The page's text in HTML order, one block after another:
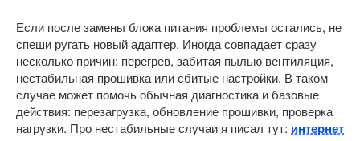
Если после замены блока питания проблемы остались, не
спеши ругать новый адаптер. Иногда совпадает сразу
несколько причин: перегрев, забитая пылью вентиляция,
нестабильная прошивка или сбитые настройки. В таком
случае может помочь обычная диагностика и базовые
действия: перезагрузка, обновление прошивки, проверка
нагрузки. Про нестабильные случаи я писал тут: интернет